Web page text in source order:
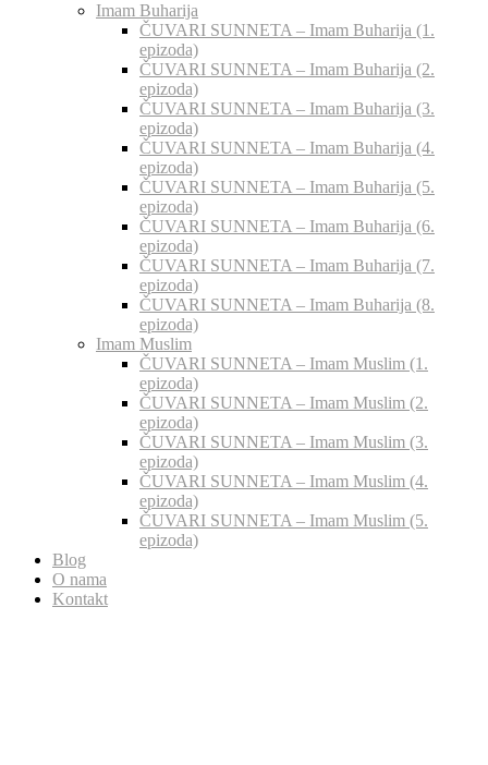
Imam Buharija
ČUVARI SUNNETA – Imam Buharija (1.
epizoda)
ČUVARI SUNNETA – Imam Buharija (2.
epizoda)
ČUVARI SUNNETA – Imam Buharija (3.
epizoda)
ČUVARI SUNNETA – Imam Buharija (4.
epizoda)
ČUVARI SUNNETA – Imam Buharija (5.
epizoda)
ČUVARI SUNNETA – Imam Buharija (6.
epizoda)
ČUVARI SUNNETA – Imam Buharija (7.
epizoda)
ČUVARI SUNNETA – Imam Buharija (8.
epizoda)
Imam Muslim
ČUVARI SUNNETA – Imam Muslim (1.
epizoda)
ČUVARI SUNNETA – Imam Muslim (2.
epizoda)
ČUVARI SUNNETA – Imam Muslim (3.
epizoda)
ČUVARI SUNNETA – Imam Muslim (4.
epizoda)
ČUVARI SUNNETA – Imam Muslim (5.
epizoda)
Blog
O nama
Kontakt